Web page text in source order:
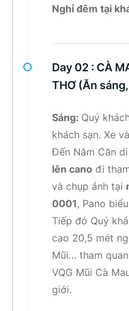
Nghỉ đêm tại
Day 02 : CÀ
THƠ (Ăn
Sáng: Quý
khách sạn. Xe
Đến Năm Căn
lên cano đi
và chụp ảnh tại
0001, Pano
Tiếp đó Quý
cao 20,5 mét
Mũi… tham
VQG Mũi Cà
giới.